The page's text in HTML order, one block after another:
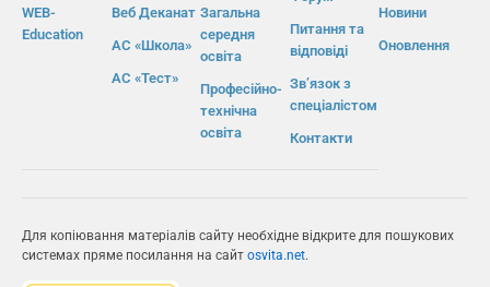
WEB-
Education
Веб Деканат
АС «Школа»
АС «Тест»
Загальна
середня
освіта
Професійно-
технічна
освіта
Питання та
відповіді
Зв’язок з
спеціалістом
Контакти
Новини
Оновлення
Для копіювання матеріалів сайту необхідне відкрите для пошукових
системах пряме посилання на сайт osvita.net.